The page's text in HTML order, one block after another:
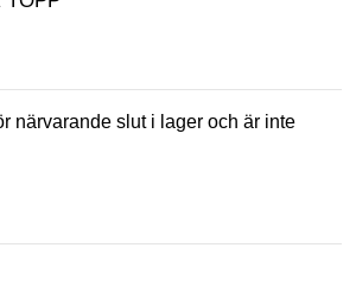
närvarande slut i lager och är inte